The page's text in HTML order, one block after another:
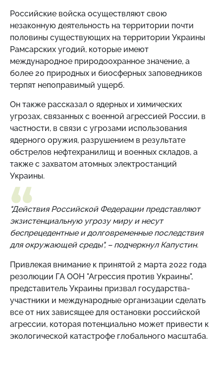
Российские войска осуществляют свою
незаконную деятельность на территории почти
половины существующих на территории Украины
Рамсарских угодий, которые имеют
международное природоохранное значение, а
более 20 природных и биосферных заповедников
терпят непоправимый ущерб.
Он также рассказал о ядерных и химических
угрозах, связанных с военной агрессией России, в
частности, в связи с угрозами использования
ядерного оружия, разрушением в результате
обстрелов нефтехранилищ и военных складов, а
также с захватом атомных электростанций
Украины.
"Действия Российской Федерации представляют
экзистенциальную угрозу миру и несут
беспрецедентные и долговременные последствия
для окружающей среды", – подчеркнул Капустин.
Привлекая внимание к принятой 2 марта 2022 года
резолюции ГА ООН "Агрессия против Украины",
представитель Украины призвал государства-
участники и международные организации сделать
все от них зависящее для остановки российской
агрессии, которая потенциально может привести к
экологической катастрофе глобального масштаба.